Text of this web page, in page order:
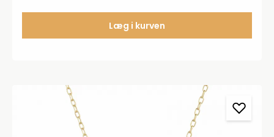
Læg i kurven